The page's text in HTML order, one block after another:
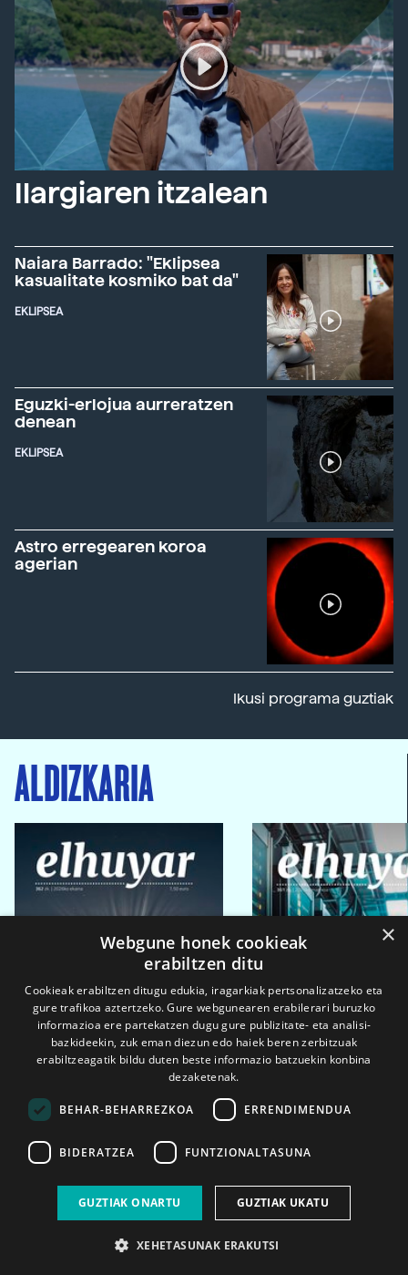
Ilargiaren itzalean
Naiara Barrado: "Eklipsea
kasualitate kosmiko bat da"
EKLIPSEA
Eguzki-erlojua aurreratzen
denean
EKLIPSEA
Astro erregearen koroa
agerian
Ikusi programa guztiak
ALDIZKARIA
2026ko eka. 1a 2026ko mar. 1a
×
Webgune honek cookieak
erabiltzen ditu
Cookieak erabiltzen ditugu edukia, iragarkiak pertsonalizatzeko eta
gure trafikoa aztertzeko. Gure webgunearen erabilerari buruzko
informazioa ere partekatzen dugu gure publizitate- eta analisi-
bazkideekin, zuk eman diezun edo haiek beren zerbitzuak
erabiltzeagatik bildu duten beste informazio batzuekin konbina
dezaketenak.
BEHAR-BEHARREZKOA ERRENDIMENDUA
BIDERATZEA FUNTZIONALTASUNA
GUZTIAK ONARTU GUZTIAK UKATU
XEHETASUNAK ERAKUTSI